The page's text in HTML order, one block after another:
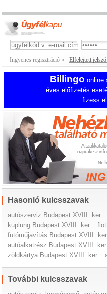
Ingyenes regisztráció » Elfelejtett
Billingo online
éves előfizetés
fizess
Hasonló kulcsszavak
autószerviz Budapest XVIII. ker.
kuplung Budapest XVIII. ker.
futóműjavítás Budapest XVIII. ker.
autóalkatrész Budapest XVIII. ker.
zöldkártya Budapest XVIII. ker.
További kulcsszavak